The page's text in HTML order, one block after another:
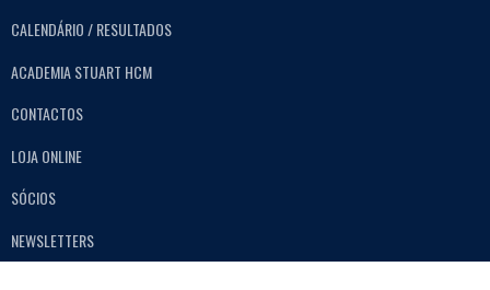
CALENDÁRIO / RESULTADOS
ACADEMIA STUART HCM
CONTACTOS
LOJA ONLINE
SÓCIOS
NEWSLETTERS